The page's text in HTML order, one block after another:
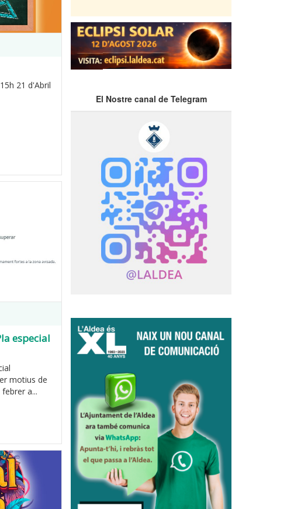
21 d'Abril
especial
motius de
a...
El Nostre canal de Telegram